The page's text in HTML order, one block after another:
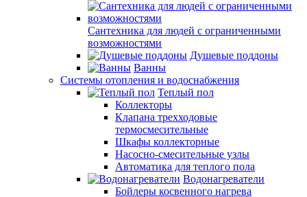
Сантехника для людей с ограниченными
возможностями
Душевые поддоны
Ванны
Системы отопления и водоснабжения
Теплый пол
Коллекторы
Клапана трехходовые
термосмесительные
Шкафы коллекторные
Насосно-смесительные узлы
Автоматика для теплого пола
Водонагреватели
Бойлеры косвенного нагрева